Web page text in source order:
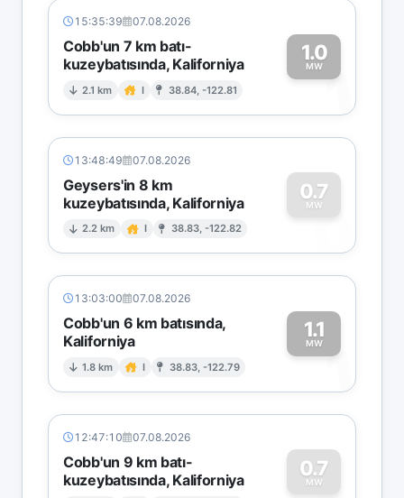
15:35:39 07.08.2026
Cobb'un 7 km batı-
kuzeybatısında, Kaliforniya
2.1 km I 38.84, -122.81
1.0
MW1
13:48:49 07.08.2026
Geysers'in 8 km
kuzeybatısında, Kaliforniya
2.2 km I 38.83, -122.82
0.7
MW
0
13:03:00 07.08.2026
Cobb'un 6 km batısında,
Kaliforniya
1.8 km I 38.83, -122.79
1.1
MW1
12:47:10 07.08.2026
Cobb'un 9 km batı-
kuzeybatısında, Kaliforniya
0.7
MW